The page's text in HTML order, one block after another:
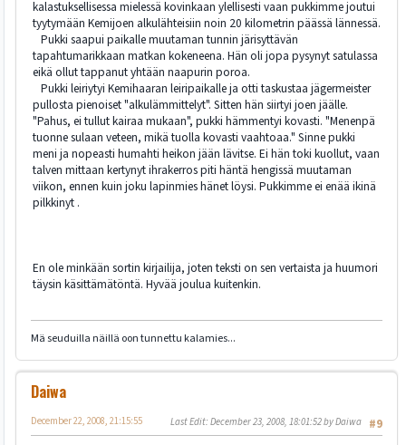
kalastuksellisessa mielessä kovinkaan ylellisesti vaan pukkimme joutui
tyytymään Kemijoen alkulähteisiin noin 20 kilometrin päässä lännessä.
Pukki saapui paikalle muutaman tunnin järisyttävän
tapahtumarikkaan matkan kokeneena. Hän oli jopa pysynyt satulassa
eikä ollut tappanut yhtään naapurin poroa.
Pukki leiriytyi Kemihaaran leiripaikalle ja otti taskustaa jägermeister
pullosta pienoiset "alkulämmittelyt". Sitten hän siirtyi joen jäälle.
"Pahus, ei tullut kairaa mukaan", pukki hämmentyi kovasti. "Menenpä
tuonne sulaan veteen, mikä tuolla kovasti vaahtoaa." Sinne pukki
meni ja nopeasti humahti heikon jään lävitse. Ei hän toki kuollut, vaan
talven mittaan kertynyt ihrakerros piti häntä hengissä muutaman
viikon, ennen kuin joku lapinmies hänet löysi. Pukkimme ei enää ikinä
pilkkinyt .
En ole minkään sortin kirjailija, joten teksti on sen vertaista ja huumori
täysin käsittämätöntä. Hyvää joulua kuitenkin.
Mä seuduilla näillä oon tunnettu kalamies...
Daiwa
#9
December 22, 2008, 21:15:55 Last Edit: December 23, 2008, 18:01:52 by Daiwa